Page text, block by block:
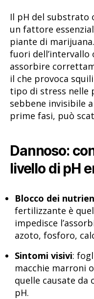
Il pH del substrato
un fattore
piante di
fuori
assorbire
il che provoca
tipo di stress nelle
sebbene invisibile
prime fasi, può
Dannoso:
livello di pH
Blocco dei
fertilizzante è
impedisce
azoto, fosforo,
Sintomi visivi:
macchie marroni
quelle causate da
pH.